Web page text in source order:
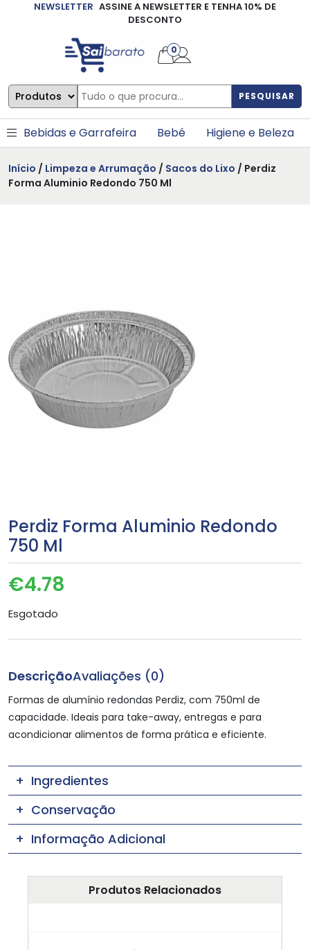
NEWSLETTER ASSINE A NEWSLETTER E TENHA 10% DE
DESCONTO
PESQUISAR
0
Bebidas e Garrafeira Bebé Higiene e Beleza
Início / Limpeza e Arrumação / Sacos do Lixo / Perdiz
Forma Aluminio Redondo 750 Ml
Perdiz Forma Aluminio Redondo
750 Ml
€4.78
Esgotado
DescriçãoAvaliações (0)
Formas de alumínio redondas Perdiz, com 750ml de
capacidade. Ideais para take-away, entregas e para
acondicionar alimentos de forma prática e eficiente.
Ingredientes
Conservação
Informação Adicional
Produtos Relacionados